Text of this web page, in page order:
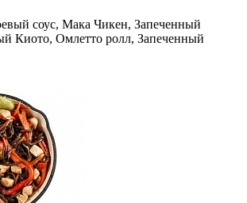
соус, Мака Чикен, Запеченный
Киото, Омлетто ролл, Запеченный